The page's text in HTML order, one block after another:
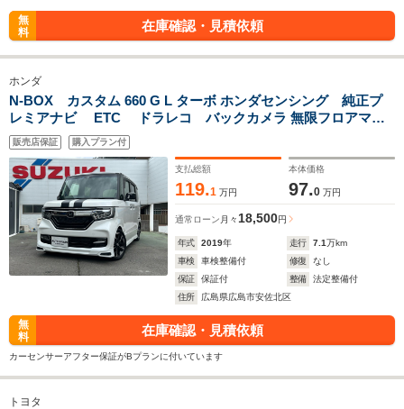
無
料
在庫確認・見積依頼
ホンダ
N-BOX カスタム 660 G L ターボ ホンダセンシング 純正プ
レミアナビ ETC ドラレコ バックカメラ 無限フロアマッ
ト 無限バイザー 無限フロントスポイラー 無限ハイドロフィ
リックLEDミラー TEIN車高調 ロッソモデロマフラー 両側
電動スライドドア
販売店保証 購入プラン付
支払総額
119.1 万円
本体価格
97.0 万円
通常ローン 月々 18,500円
年式 2019年 走行 7.1万km
車検
車検整備付 修復
なし
保証
保証付 整備
法定整備付
住所
広島県広島市安佐北区
無
料
在庫確認・見積依頼
カーセンサーアフター保証がBプランに付いています
トヨタ